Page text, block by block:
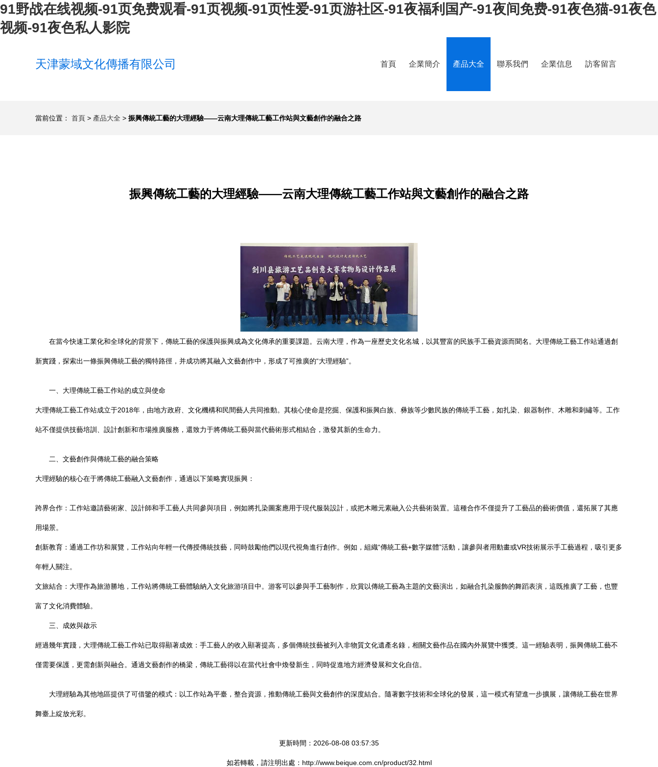
91野战在线视频-91页免费观看-91页视频-91页性爱-91页游社区-91夜福利国产-91夜间免费-91夜色猫-91夜色
视频-91夜色私人影院
天津蒙域文化傳播有限公司 首頁 企業簡介 產品大全 聯系我們 企業信息 訪客留言
當前位置： 首頁 > 產品大全 > 振興傳統工藝的大理經驗——云南大理傳統工藝工作站與文藝創作的融合之路
振興傳統工藝的大理經驗——云南大理傳統工藝工作站與文藝創作的融合之路
在當今快速工業化和全球化的背景下，傳統工藝的保護與振興成為文化傳承的重要課題。云南大理，作為一座歷史文化名城，以其豐富的民族手工藝資源而聞名。大理傳統工藝工作站通過創
新實踐，探索出一條振興傳統工藝的獨特路徑，并成功將其融入文藝創作中，形成了可推廣的“大理經驗”。
一、大理傳統工藝工作站的成立與使命
大理傳統工藝工作站成立于2018年，由地方政府、文化機構和民間藝人共同推動。其核心使命是挖掘、保護和振興白族、彝族等少數民族的傳統手工藝，如扎染、銀器制作、木雕和刺繡等。工作
站不僅提供技藝培訓、設計創新和市場推廣服務，還致力于將傳統工藝與當代藝術形式相結合，激發其新的生命力。
二、文藝創作與傳統工藝的融合策略
大理經驗的核心在于將傳統工藝融入文藝創作，通過以下策略實現振興：
跨界合作：工作站邀請藝術家、設計師和手工藝人共同參與項目，例如將扎染圖案應用于現代服裝設計，或把木雕元素融入公共藝術裝置。這種合作不僅提升了工藝品的藝術價值，還拓展了其應
用場景。
創新教育：通過工作坊和展覽，工作站向年輕一代傳授傳統技藝，同時鼓勵他們以現代視角進行創作。例如，組織“傳統工藝+數字媒體”活動，讓參與者用動畫或VR技術展示手工藝過程，吸引更多
年輕人關注。
文旅結合：大理作為旅游勝地，工作站將傳統工藝體驗納入文化旅游項目中。游客可以參與手工藝制作，欣賞以傳統工藝為主題的文藝演出，如融合扎染服飾的舞蹈表演，這既推廣了工藝，也豐
富了文化消費體驗。
三、成效與啟示
經過幾年實踐，大理傳統工藝工作站已取得顯著成效：手工藝人的收入顯著提高，多個傳統技藝被列入非物質文化遺產名錄，相關文藝作品在國內外展覽中獲獎。這一經驗表明，振興傳統工藝不
僅需要保護，更需創新與融合。通過文藝創作的橋梁，傳統工藝得以在當代社會中煥發新生，同時促進地方經濟發展和文化自信。
大理經驗為其他地區提供了可借鑒的模式：以工作站為平臺，整合資源，推動傳統工藝與文藝創作的深度結合。隨著數字技術和全球化的發展，這一模式有望進一步擴展，讓傳統工藝在世界
舞臺上綻放光彩。
更新時間：2026-08-08 03:57:35
如若轉載，請注明出處：http://www.beique.com.cn/product/32.html